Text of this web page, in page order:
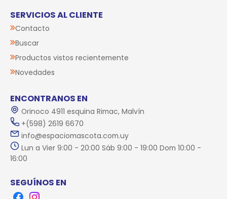
SERVICIOS AL CLIENTE
Contacto
Buscar
Productos vistos recientemente
Novedades
ENCONTRANOS EN
Orinoco 4911 esquina Rimac, Malvín
+(598) 2619 6670
info@espaciomascota.com.uy
Lun a Vier 9:00 - 20:00 Sáb 9:00 - 19:00 Dom 10:00 -
16:00
SEGUÍNOS EN